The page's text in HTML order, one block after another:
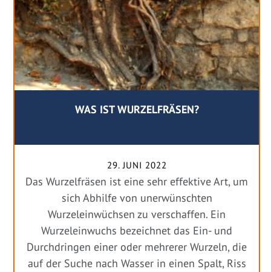
WAS IST WURZELFRÄSEN?
29. JUNI 2022
Das Wurzelfräsen ist eine sehr effektive Art, um
sich Abhilfe von unerwünschten
Wurzeleinwüchsen zu verschaffen. Ein
Wurzeleinwuchs bezeichnet das Ein- und
Durchdringen einer oder mehrerer Wurzeln, die
auf der Suche nach Wasser in einen Spalt, Riss